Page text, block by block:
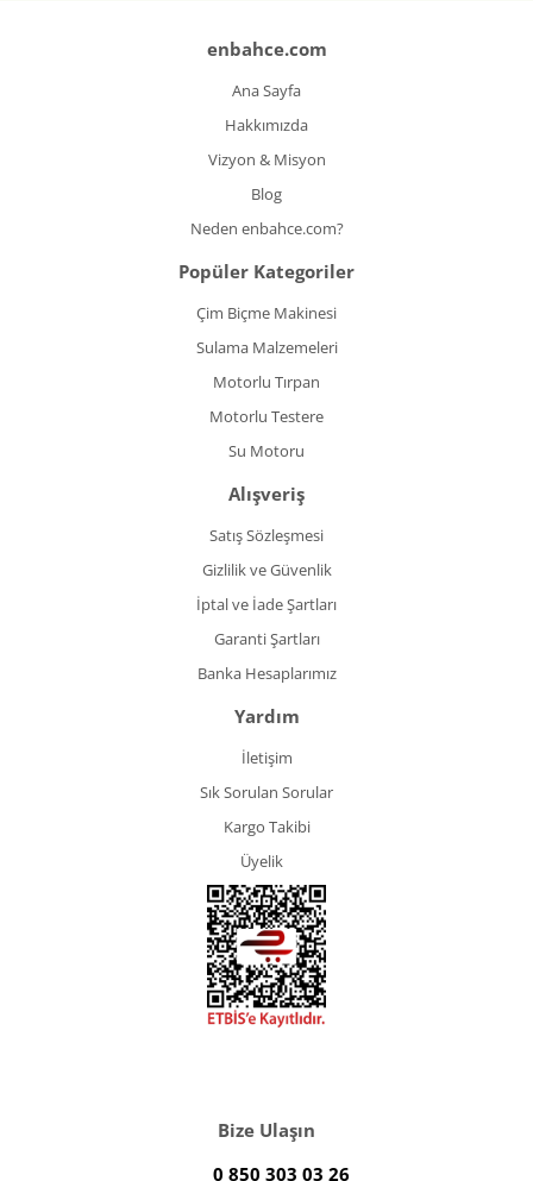
enbahce.com
Ana Sayfa
Hakkımızda
Vizyon & Misyon
Blog
Neden enbahce.com?
Popüler Kategoriler
Çim Biçme Makinesi
Sulama Malzemeleri
Motorlu Tırpan
Motorlu Testere
Su Motoru
Alışveriş
Satış Sözleşmesi
Gizlilik ve Güvenlik
İptal ve İade Şartları
Garanti Şartları
Banka Hesaplarımız
Yardım
İletişim
Sık Sorulan Sorular
Kargo Takibi
Üyelik
Bize Ulaşın
0 850 303 03 26